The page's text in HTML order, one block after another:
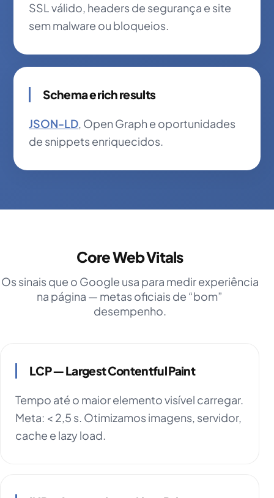
SSL válido, headers de segurança e site
sem malware ou bloqueios.
Schema e rich results
JSON-LD, Open Graph e oportunidades
de snippets enriquecidos.
Core Web Vitals
Os sinais que o Google usa para medir experiência
na página — metas oficiais de “bom”
desempenho.
LCP — Largest Contentful Paint
Tempo até o maior elemento visível carregar.
Meta: < 2,5 s. Otimizamos imagens, servidor,
cache e lazy load.